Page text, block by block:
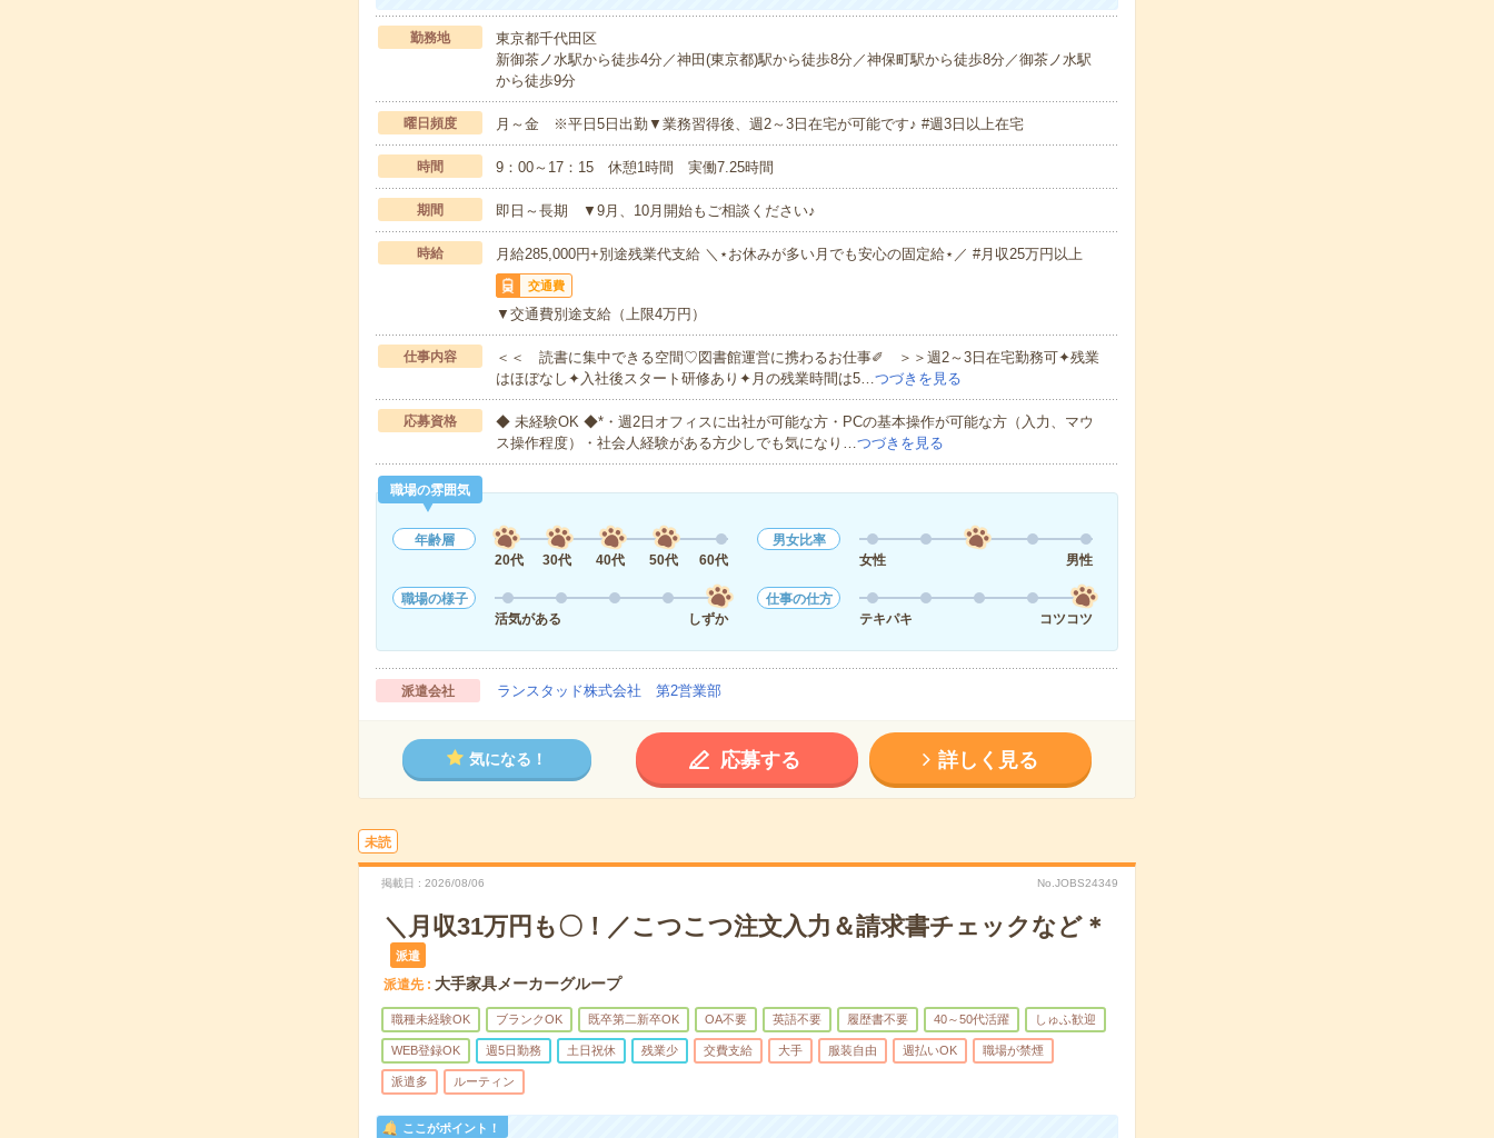
勤務地
東京都千代田区
新御茶ノ水駅から徒歩4分／神田(東京都)駅から徒歩8分／神保町駅から徒歩8分／御茶ノ水駅
から徒歩9分
曜日頻度 月～金 ※平日5日出勤▼業務習得後、週2～3日在宅が可能です♪ #週3日以上在宅
時間 9：00～17：15 休憩1時間 実働7.25時間
期間 即日～長期 ▼9月、10月開始もご相談ください♪
時給 月給285,000円+別途残業代支給 ＼⋆お休みが多い月でも安心の固定給⋆／ #月収25万円以上
交通費
▼交通費別途支給（上限4万円）
仕事内容
＜＜ 読書に集中できる空間♡図書館運営に携わるお仕事✐ ＞＞週2～3日在宅勤務可✦残業
はほぼなし✦入社後スタート研修あり✦月の残業時間は5…つづきを見る
応募資格
◆ 未経験OK ◆*・週2日オフィスに出社が可能な方・PCの基本操作が可能な方（入力、マウ
ス操作程度）・社会人経験がある方少しでも気になり…つづきを見る
職場の雰囲気
年齢層
20代
30代 40代 50代 60代
男女比率
女性
男性
職場の様子
活気がある
しずか
仕事の仕方
テキパキ
コツコツ
派遣会社 ランスタッド株式会社 第2営業部
気になる！ 応募する 詳しく見る
未読
掲載日 2026/08/06 No.JOBS24349
＼月収31万円も〇！／こつこつ注文入力＆請求書チェックなど＊
派遣
派遣先 大手家具メーカーグループ
職種未経験OK ブランクOK 既卒第二新卒OK OA不要 英語不要 履歴書不要 40～50代活躍 しゅふ歓迎
WEB登録OK 週5日勤務 土日祝休 残業少 交費支給 大手 服装自由 週払いOK 職場が禁煙
派遣多 ルーティン
ここがポイント！